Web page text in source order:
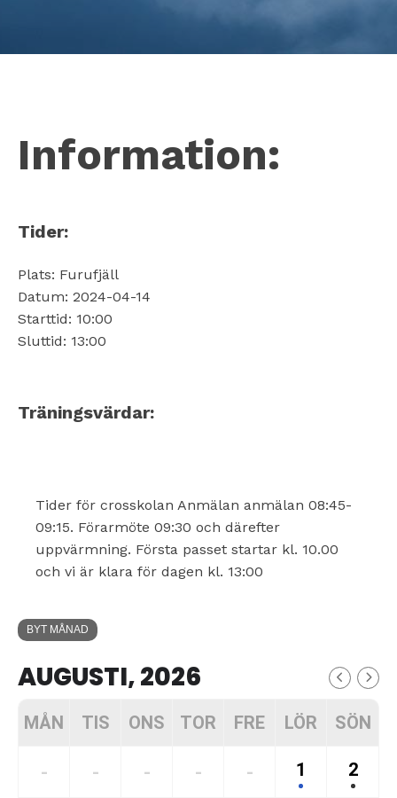
Information:
Tider:
Plats: Furufjäll
Datum: 2024-04-14
Starttid: 10:00
Sluttid: 13:00
Träningsvärdar:
Tider för crosskolan Anmälan anmälan 08:45-
09:15. Förarmöte 09:30 och därefter
uppvärmning. Första passet startar kl. 10.00
och vi är klara för dagen kl. 13:00
BYT MÅNAD
AUGUSTI, 2026
MÅN TIS ONS TOR FRE LÖR SÖN
- - - - - 1 2